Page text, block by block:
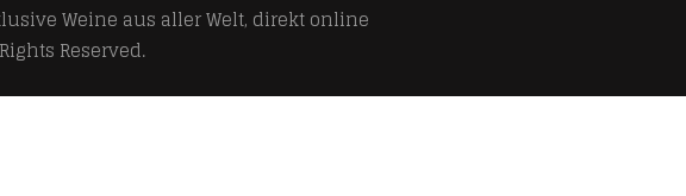
Weine aus aller Welt, direkt online
Reserved.